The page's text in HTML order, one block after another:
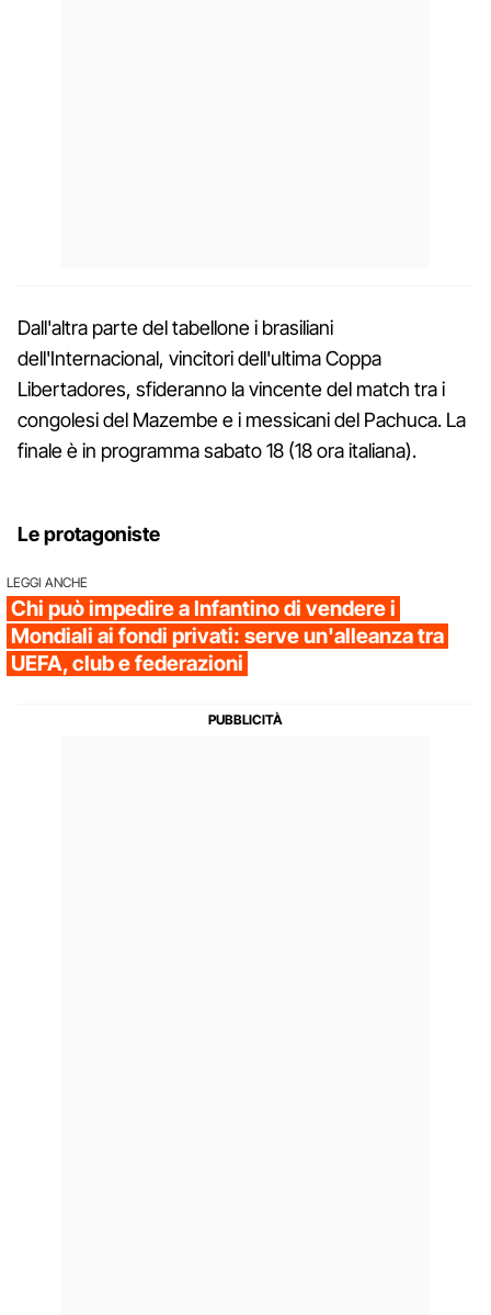
Dall'altra parte del tabellone i brasiliani
dell'Internacional, vincitori dell'ultima Coppa
Libertadores, sfideranno la vincente del match tra i
congolesi del Mazembe e i messicani del Pachuca. La
finale è in programma sabato 18 (18 ora italiana).
Le protagoniste
LEGGI ANCHE
Chi può impedire a Infantino di vendere i
Mondiali ai fondi privati: serve un'alleanza tra
UEFA, club e federazioni